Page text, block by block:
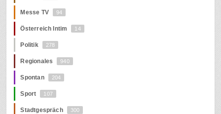
Messe TV 94
Österreich Intim 14
Politik 278
Regionales 940
Spontan 204
Sport 107
Stadtgespräch 300